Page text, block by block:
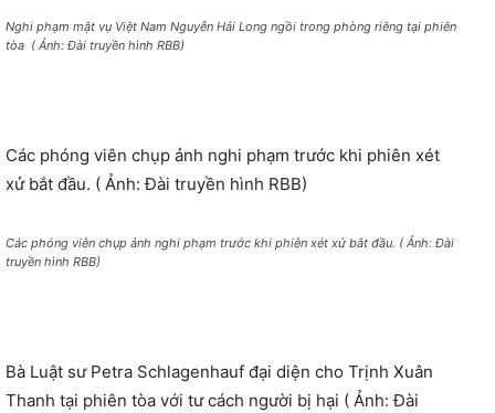
Nghi phạm mật vụ Việt Nam Nguyễn Hải Long ngồi trong phòng riêng tại phiên
tòa ( Ảnh: Đài truyền hình RBB)
Các phóng viên chụp ảnh nghi phạm trước khi phiên xét
xử bắt đầu. ( Ảnh: Đài truyền hình RBB)
Các phóng viên chụp ảnh nghi phạm trước khi phiên xét xử bắt đầu. ( Ảnh: Đài
truyền hình RBB)
Bà Luật sư Petra Schlagenhauf đại diện cho Trịnh Xuân
Thanh tại phiên tòa với tư cách người bị hại ( Ảnh: Đài